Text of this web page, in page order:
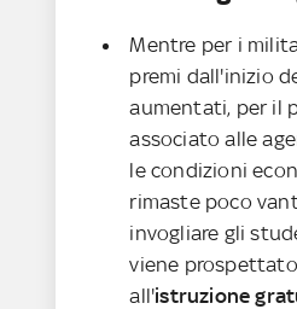
Mentre per i
premi dall'inizio
aumentati, per il
associato alle
le condizioni
rimaste poco
invogliare gli
viene prospettato
all'istruzione